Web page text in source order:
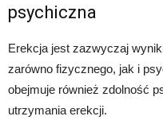
psychiczna
Erekcja jest zazwyczaj
zarówno fizycznego, jak i
obejmuje również zdolność
utrzymania erekcji.